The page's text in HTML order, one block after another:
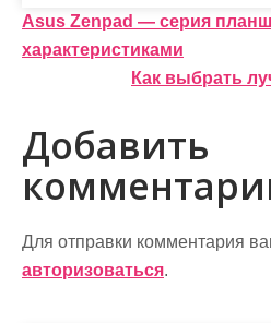
Н
а
и
г
а
ц
Asus Zenpad — серия
характеристиками
Как выбрать
Добавить
Для отправки комментария
авторизоваться.